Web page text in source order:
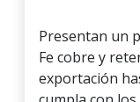
Presentan un
Fe cobre y
exportación